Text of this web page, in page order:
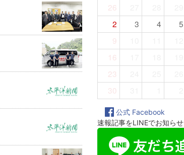
26
2
3 4 5
9
16
23
30
公式 Facebook
速報記事をLINEでお知らせ